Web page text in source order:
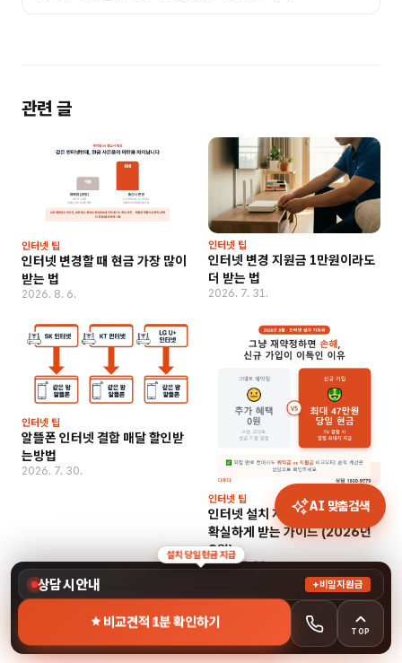
관련 글
인터넷 팁
인터넷 변경할 때 현금 가장 많이
받는 법
2026. 8. 6.
인터넷 팁
인터넷 변경 지원금 1만원이라도
더 받는 법
2026. 7. 31.
인터넷 팁
알뜰폰 인터넷 결합 매달 할인받
는방법
2026. 7. 30.
인터넷 팁
인터넷 설치 지원금 최대 47만원
확실하게 받는 가이드 (2026년
8월)
2026. 7. 30.
상담 시 안내 +비밀지원금
설치 당일 현금 지급
비교견적 1분 확인하기
TOP
AI 맞춤검색